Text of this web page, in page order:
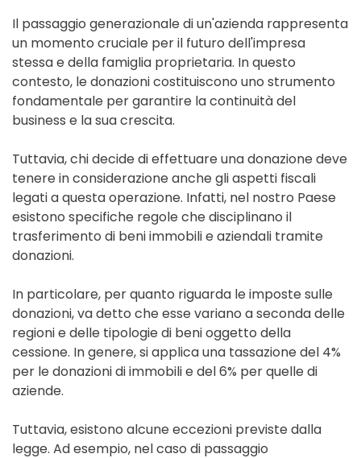
Il passaggio generazionale di un'azienda rappresenta
un momento cruciale per il futuro dell'impresa
stessa e della famiglia proprietaria. In questo
contesto, le donazioni costituiscono uno strumento
fondamentale per garantire la continuità del
business e la sua crescita.
Tuttavia, chi decide di effettuare una donazione deve
tenere in considerazione anche gli aspetti fiscali
legati a questa operazione. Infatti, nel nostro Paese
esistono specifiche regole che disciplinano il
trasferimento di beni immobili e aziendali tramite
donazioni.
In particolare, per quanto riguarda le imposte sulle
donazioni, va detto che esse variano a seconda delle
regioni e delle tipologie di beni oggetto della
cessione. In genere, si applica una tassazione del 4%
per le donazioni di immobili e del 6% per quelle di
aziende.
Tuttavia, esistono alcune eccezioni previste dalla
legge. Ad esempio, nel caso di passaggio